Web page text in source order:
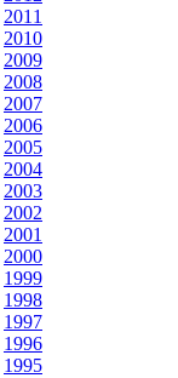
2011
2010
2009
2008
2007
2006
2005
2004
2003
2002
2001
2000
1999
1998
1997
1996
1995